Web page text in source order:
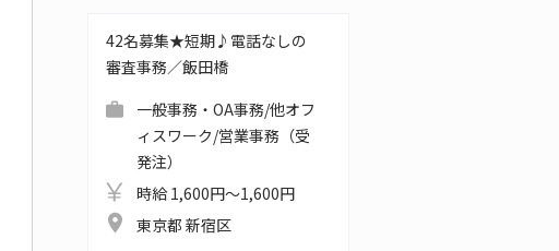
42名募集★短期♪電話なしの
審査事務／飯田橋
一般事務・OA事務/他オフ
ィスワーク/営業事務（受
発注）
時給 1,600円～1,600円
東京都 新宿区